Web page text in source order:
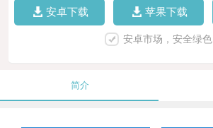
安卓下载 苹果下载
安卓市场，安全绿色
简介